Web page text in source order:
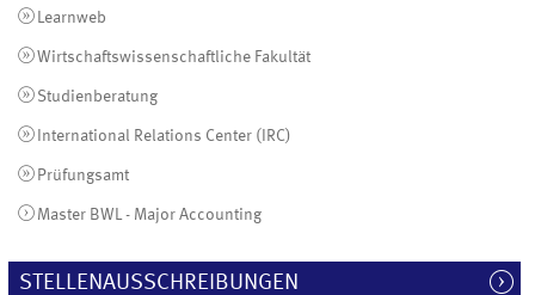
Learnweb
Wirtschaftswissenschaftliche Fakultät
Studienberatung
International Relations Center (IRC)
Prüfungsamt
Master BWL - Major Accounting
STELLENAUSSCHREIBUNGEN